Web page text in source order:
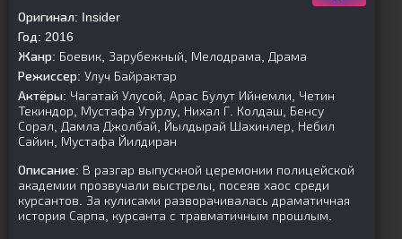
Оригинал: Insider
Год: 2016
Жанр: Боевик, Зарубежный, Мелодрама, Драма
Режиссер: Улуч Байрактар
Актёры: Чагатай Улусой, Арас Булут Ийнемли, Четин
Текиндор, Мустафа Угурлу, Нихал Г. Колдаш, Бенсу
Сорал, Дамла Джолбай, Йылдырай Шахинлер, Небил
Сайин, Мустафа Йилдиран
Описание: В разгар выпускной церемонии полицейской
академии прозвучали выстрелы, посеяв хаос среди
курсантов. За кулисами разворачивалась драматичная
история Сарпа, курсанта с травматичным прошлым.